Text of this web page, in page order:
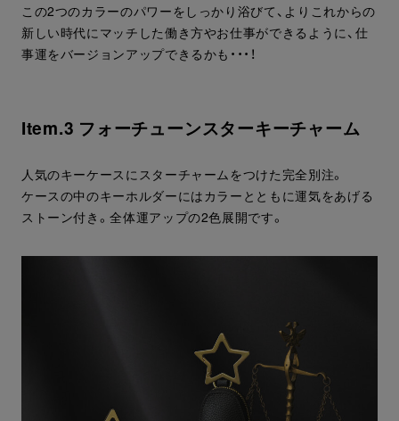
この2つのカラーのパワーをしっかり浴びて、よりこれからの
新しい時代にマッチした働き方やお仕事ができるように、仕
事運をバージョンアップできるかも・・・！
Item.3 フォーチューンスターキーチャーム
人気のキーケースにスターチャームをつけた完全別注。
ケースの中のキーホルダーにはカラーとともに運気をあげる
ストーン付き。全体運アップの2色展開です。